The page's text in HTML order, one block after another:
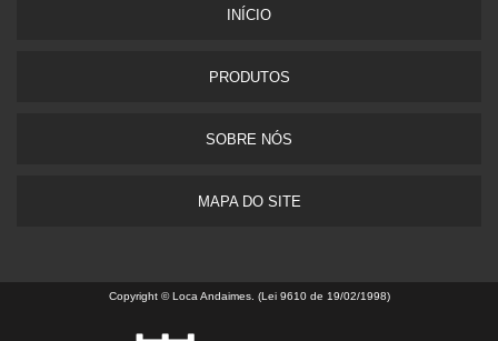
INÍCIO
PRODUTOS
SOBRE NÓS
MAPA DO SITE
Copyright © Loca Andaimes. (Lei 9610 de 19/02/1998)